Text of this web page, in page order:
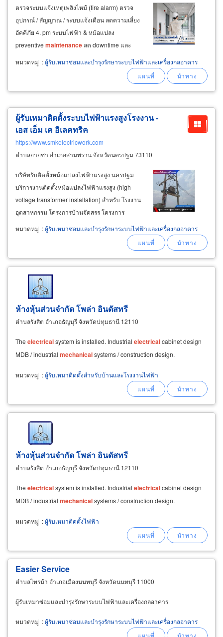
ตรวจระบบแจ้งเหตุเพลิงไหม้ (fire alarm) ตรวจ
อุปกรณ์ / สัญญาณ / ระบบแจ้งเตือน ลดความเสี่ยง
อัคคีภัย 4. pm ระบบไฟฟ้า & หม้อแปลง
preventive maintenance ลด downtime และ
ความเสียหาย 5.
หมวดหมู่ :ผู้รับเหมาซ่อมและบำรุงรักษาระบบไฟฟ้าและเครื่องกลอาคาร
ผู้รับเหมาติดตั้งระบบไฟฟ้าแรงสูงโรงงาน -
เอส เอ็ม เค อิเลคทริค
https://www.smkelectricwork.com
ตำบลยายชา อำเภอสามพราน จังหวัดนครปฐม 73110
บริษัทรับติดตั้งหม้อแปลงไฟฟ้าแรงสูง นครปฐม
บริการงานติดตั้งหม้อแปลงไฟฟ้าแรงสูง (high
voltage transformer installation) สำหรับ โรงงาน
อุตสาหกรรม โครงการบ้านจัดสรร โครงการ
คอนโดมิเนียม อพาร์ทเม้นท์ โรงแรม ห้างค้าปลีก
ทุกประเภท โดยทีมงานมืออาชีพที่มีประสบการณ์สูง
บริการครบตั้งแต่ปักเสาไฟฟ้า ติดตั้งหม้อแปลงไฟ
ฟ้าทั้งแบบชุดนั่งร้าน
หมวดหมู่ :ผู้รับเหมาซ่อมและบำรุงรักษาระบบไฟฟ้าและเครื่องกลอาคาร
ห้างหุ้นส่วนจำกัด โพล่า อินดัสทรี
ตำบลรังสิต อำเภอธัญบุรี จังหวัดปทุมธานี 12110
The electricalsystem is installed. Industrial electricalcabinet design
MDB / industrial mechanicalsystems / construction design.
หมวดหมู่ :ผู้รับเหมาติดตั้งสำหรับบ้านและโรงงานไฟฟ้า
ห้างหุ้นส่วนจำกัด โพล่า อินดัสทรี
ตำบลรังสิต อำเภอธัญบุรี จังหวัดปทุมธานี 12110
The electricalsystem is installed. Industrial electricalcabinet design
MDB / industrial mechanicalsystems / construction design.
หมวดหมู่ :ผู้รับเหมาติดตั้งไฟฟ้า
Easier Service
ตำบลไทรม้า อำเภอเมืองนนทบุรี จังหวัดนนทบุรี 11000
ผู้รับเหมาซ่อมและบำรุงรักษาระบบไฟฟ้าและเครื่องกลอาคาร
หมวดหมู่ :ผู้รับเหมาซ่อมและบำรุงรักษาระบบไฟฟ้าและเครื่องกลอาคาร